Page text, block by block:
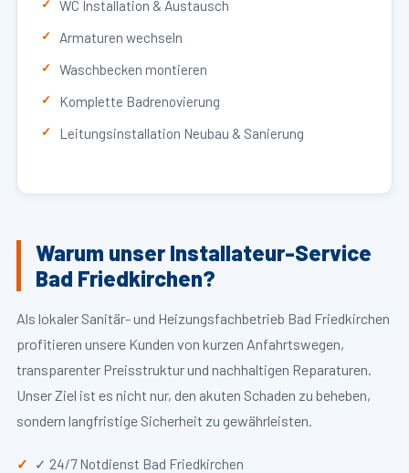
WC Installation & Austausch
Armaturen wechseln
Waschbecken montieren
Komplette Badrenovierung
Leitungsinstallation Neubau & Sanierung
Warum unser Installateur-Service
Bad Friedkirchen?
Als lokaler Sanitär- und Heizungsfachbetrieb Bad Friedkirchen
profitieren unsere Kunden von kurzen Anfahrtswegen,
transparenter Preisstruktur und nachhaltigen Reparaturen.
Unser Ziel ist es nicht nur, den akuten Schaden zu beheben,
sondern langfristige Sicherheit zu gewährleisten.
✓ 24/7 Notdienst Bad Friedkirchen